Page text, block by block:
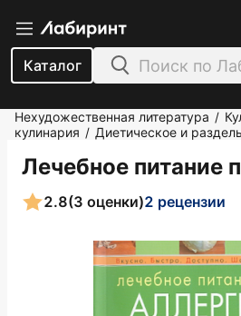
Каталог
Нехудожественная литература /
кулинария / Диетическое и
Лечебное питание
2.8(3 оценки)2 рецензии